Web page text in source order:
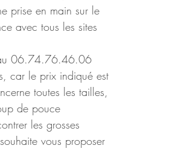
prise en main sur le
avec tous les sites
06.74.76.46.06
car le prix indiqué est
toutes les tailles,
de pouce
les grosses
vous proposer